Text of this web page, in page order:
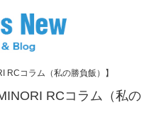
コラム（私の勝負飯）】
RCコラム（私の